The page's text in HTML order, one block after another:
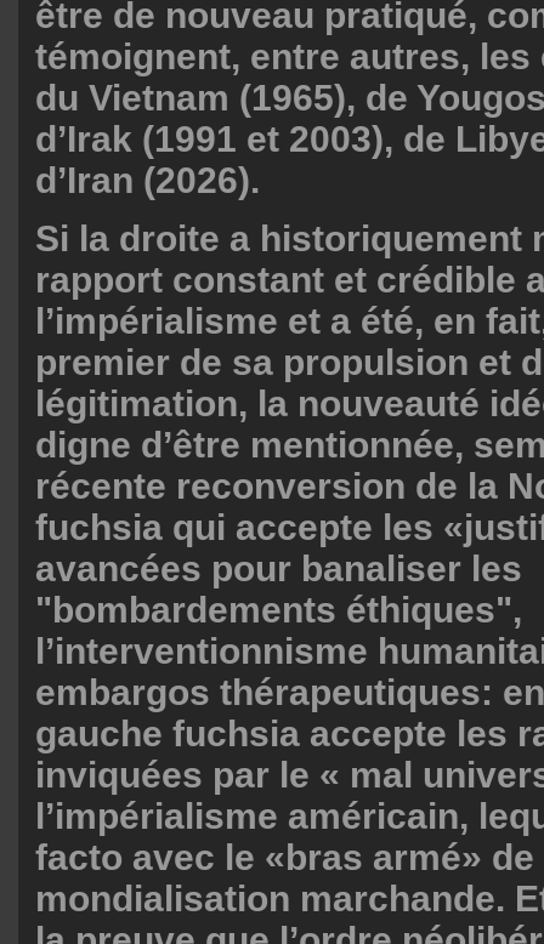
être de nouveau pratiqué,
témoignent, entre autres, les
du Vietnam (1965), de
d’Irak (1991 et 2003), de
d’Iran (2026).
Si la droite a historiquement
rapport constant et crédible
l’impérialisme et a été, en
premier de sa propulsion et
légitimation, la nouveauté
digne d’être mentionnée,
récente reconversion de la
fuchsia qui accepte les
avancées pour banaliser les
"bombardements éthiques",
l’interventionnisme
embargos thérapeutiques:
gauche fuchsia accepte les
inviquées par le « mal
l’impérialisme américain,
facto avec le «bras armé» de
mondialisation marchande.